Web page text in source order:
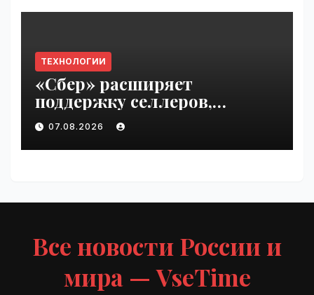
ТЕХНОЛОГИИ
«Сбер» расширяет
поддержку селлеров,
пострадавших от
инцидентов на складах
Wildberries | VseTime.ru
07.08.2026
Все новости России и
мира — VseTime